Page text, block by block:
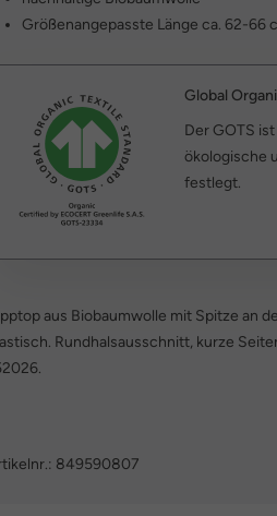
Größenangepasste Länge ca. 62-66
Global
Der GOTS
ökologische
festlegt.
aus Biobaumwolle mit Spitze an
Rundhalsausschnitt, kurze
849590807